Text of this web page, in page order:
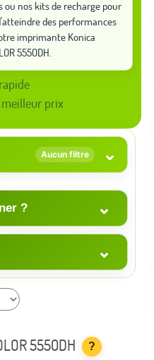
ou nos kits de recharge pour
des performances
imprimante Konica
5550DH.
prix
Aucun filtre ⌄
? ⌄
⌄
5550DH
?